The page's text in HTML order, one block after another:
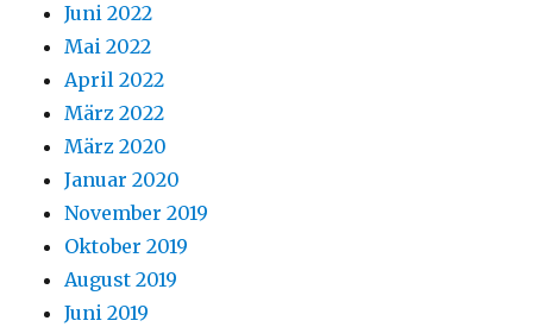
Juni 2022
Mai 2022
April 2022
März 2022
März 2020
Januar 2020
November 2019
Oktober 2019
August 2019
Juni 2019